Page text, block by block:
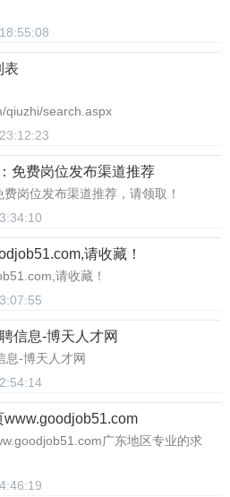
表
qiuzhi/search.aspx
免费岗位发布渠道推荐
岗位发布渠道推荐，请领取！
请收藏！
请收藏！
信息-博天人才网
息-博天人才网
广东地区专业的求